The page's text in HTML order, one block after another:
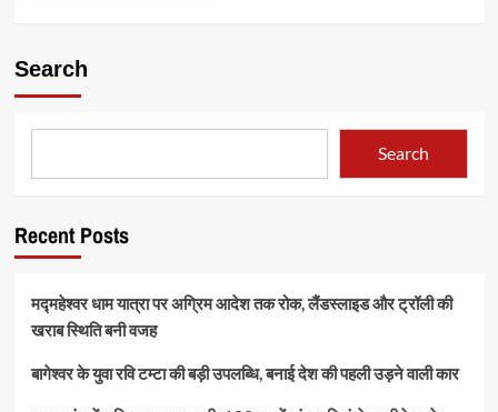
Search
Search
Recent Posts
मद्महेश्वर धाम यात्रा पर अग्रिम आदेश तक रोक, लैंडस्लाइड और ट्रॉली की
खराब स्थिति बनी वजह
बागेश्वर के युवा रवि टम्टा की बड़ी उपलब्धि, बनाई देश की पहली उड़ने वाली कार